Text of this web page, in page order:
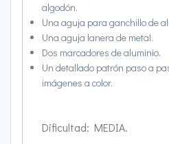
algodón.
Una aguja para ganchillo de
Una aguja lanera de metal.
Dos marcadores de aluminio.
Un detallado patrón paso a
imágenes a color.
Dificultad: MEDIA.